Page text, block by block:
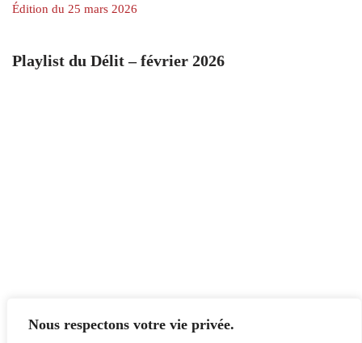
Nous respectons votre vie privée.
Édition du 25 mars 2026
Playlist du Délit – février 2026